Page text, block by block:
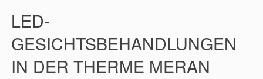
LED-
GESICHTSBEHANDLUNGEN
IN DER THERME MERAN